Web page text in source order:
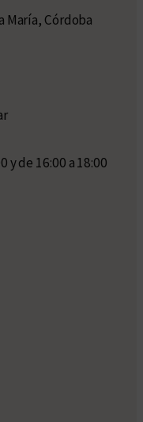
María, Córdoba
y de 16:00 a 18:00